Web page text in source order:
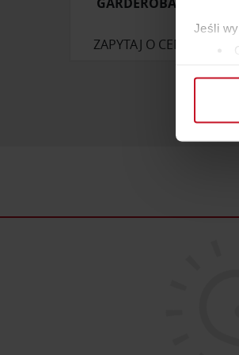
Jeśli
ruch
ZAPYTAJ O CENĘ W